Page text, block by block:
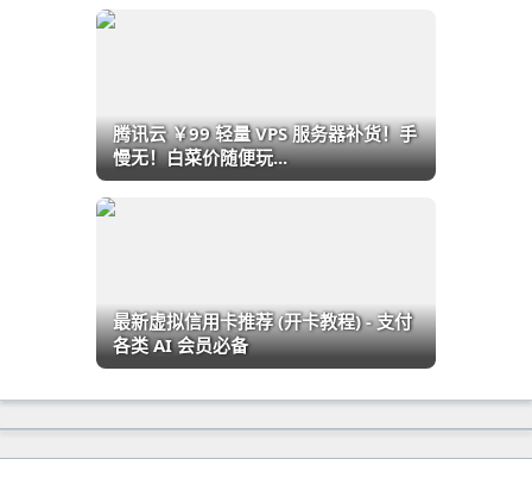
腾讯云 ￥99 轻量 VPS 服务器补货！手
慢无！白菜价随便玩...
最新虚拟信用卡推荐 (开卡教程) - 支付
各类 AI 会员必备